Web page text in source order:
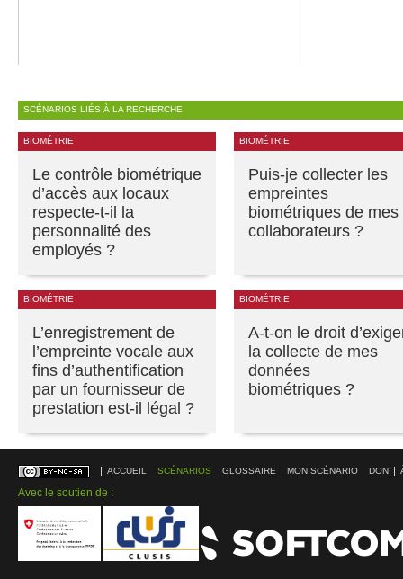
SCÉNARIOS LIÉS À LA RECHERCHE
BIOMÉTRIE
Le contrôle biométrique
d’accès aux locaux
respecte-t-il la
personnalité des
employés ?
BIOMÉTRIE
Puis-je collecter les
empreintes
biométriques de mes
collaborateurs ?
BIOMÉTRIE
L’enregistrement de
l’empreinte vocale aux
fins d’authentification
par un fournisseur de
prestation est-il légal ?
BIOMÉTRIE
A-t-on le droit
la collecte de mes
données
biométriques ?
ACCUEIL SCÉNARIOS GLOSSAIRE MON SCÉNARIO DON
Avec le soutien de :